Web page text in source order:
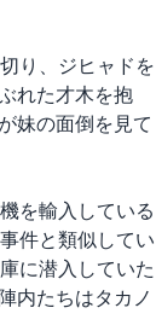
り、ジヒャドを
れた才木を抱
妹の面倒を見て
を輸入している
件と類似してい
に潜入していた
内たちはタカノ